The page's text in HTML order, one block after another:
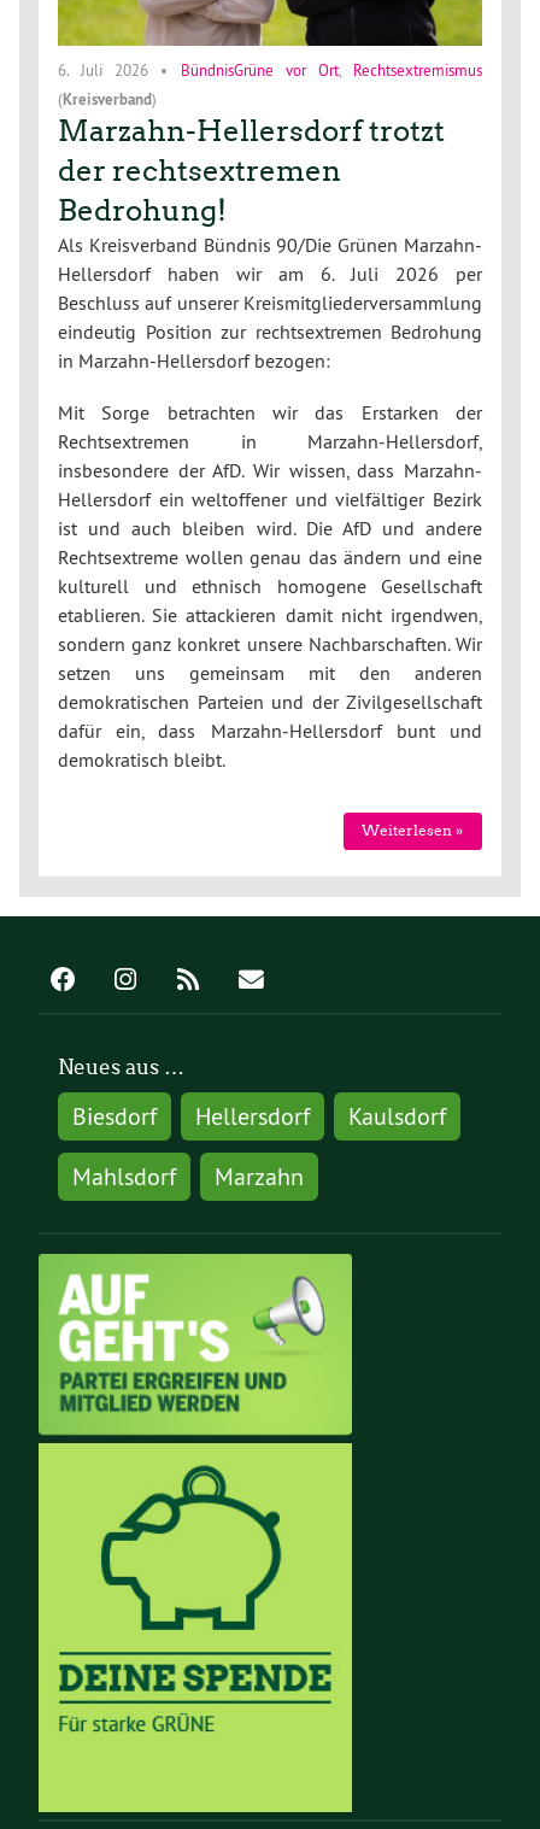
6. Juli 2026 • BündnisGrüne vor Ort, Rechtsextremismus
(Kreisverband)
Marzahn-Hellersdorf trotzt
der rechtsextremen
Bedrohung!
Als Kreisverband Bündnis 90/Die Grünen Marzahn-
Hellersdorf haben wir am 6. Juli 2026 per
Beschluss auf unserer Kreismitgliederversammlung
eindeutig Position zur rechtsextremen Bedrohung
in Marzahn-Hellersdorf bezogen:
Mit Sorge betrachten wir das Erstarken der
Rechtsextremen in Marzahn-Hellersdorf,
insbesondere der AfD. Wir wissen, dass Marzahn-
Hellersdorf ein weltoffener und vielfältiger Bezirk
ist und auch bleiben wird. Die AfD und andere
Rechtsextreme wollen genau das ändern und eine
kulturell und ethnisch homogene Gesellschaft
etablieren. Sie attackieren damit nicht irgendwen,
sondern ganz konkret unsere Nachbarschaften. Wir
setzen uns gemeinsam mit den anderen
demokratischen Parteien und der Zivilgesellschaft
dafür ein, dass Marzahn-Hellersdorf bunt und
demokratisch bleibt.
Weiterlesen »
Neues aus …
Biesdorf Hellersdorf
Kaulsdorf
Mahlsdorf
Marzahn